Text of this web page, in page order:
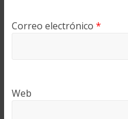
Correo electrónico *
Web